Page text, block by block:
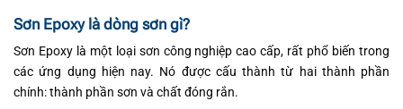
Sơn Epoxy là dòng sơn gì?
Sơn Epoxy là một loại sơn công nghiệp cao cấp, rất phổ biến trong
các ứng dụng hiện nay. Nó được cấu thành từ hai thành phần
chính: thành phần sơn và chất đóng rắn.